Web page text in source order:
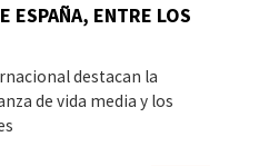
ESPAÑA, ENTRE LOS
destacan la
de vida media y los